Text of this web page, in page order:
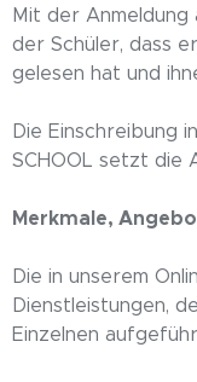
Mit der Anmeldung
der Schüler, dass
gelesen hat und
Die Einschreibung
SCHOOL setzt die
Merkmale,
Die in unserem
Dienstleistungen,
Einzelnen